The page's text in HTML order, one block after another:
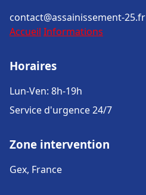
contact@assainissement-25.fr
Accueil Informations
Horaires
Lun-Ven: 8h-19h
Service d'urgence 24/7
Zone intervention
Gex, France